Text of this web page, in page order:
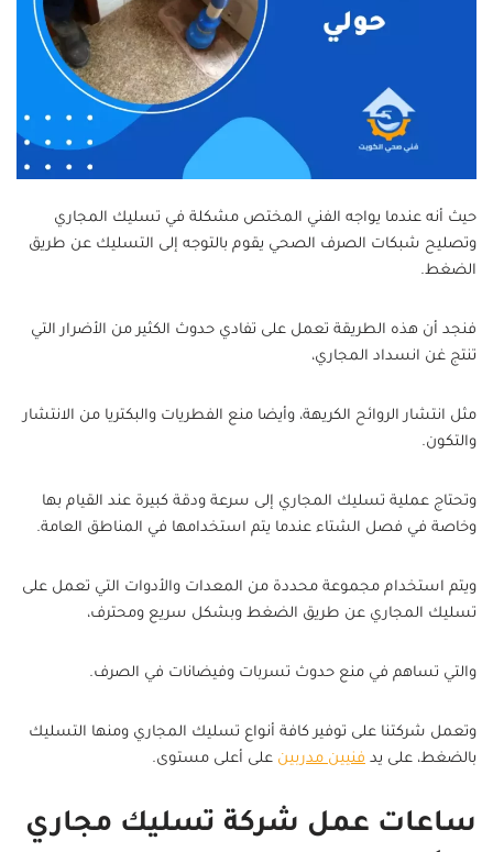
حيث أنه عندما يواجه الفني المختص مشكلة في تسليك المجاري
وتصليح شبكات الصرف الصحي يقوم بالتوجه إلى التسليك عن طريق
الضغط.
فنجد أن هذه الطريقة تعمل على تفادي حدوث الكثير من الأضرار التي
تنتج غن انسداد المجاري،
مثل انتشار الروائح الكريهة، وأيضا منع الفطريات والبكتريا من الانتشار
والتكون.
وتحتاج عملية تسليك المجاري إلى سرعة ودقة كبيرة عند القيام بها
وخاصة في فصل الشتاء عندما يتم استخدامها في المناطق العامة.
ويتم استخدام مجموعة محددة من المعدات والأدوات التي تعمل على
تسليك المجاري عن طريق الضغط وبشكل سريع ومحترف،
والتي تساهم في منع حدوث تسربات وفيضانات في الصرف.
وتعمل شركتنا على توفير كافة أنواع تسليك المجاري ومنها التسليك
بالضغط، على يد فنيين مدربين على أعلى مستوى.
ساعات عمل شركة تسليك مجاري